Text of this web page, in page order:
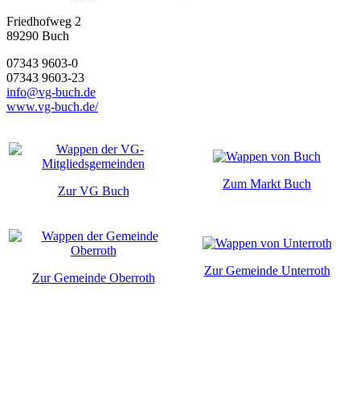
Friedhofweg 2
89290 Buch
07343 9603-0
07343 9603-23
info@vg-buch.de
www.vg-buch.de/
Zur VG Buch
Zum Markt Buch
Zur Gemeinde Oberroth
Zur Gemeinde Unterroth